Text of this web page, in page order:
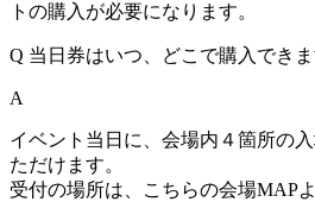
トの購入が必要になります。
Q 当日券はいつ、どこで購入できま
A
イベント当日に、会場内４箇所の
ただけます。
受付の場所は、こちらの会場MAP